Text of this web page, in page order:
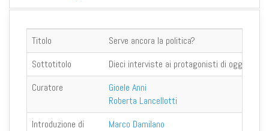
Titolo
Serve ancora la politica?
Sottotitolo
Dieci interviste ai protagonisti di oggi
Curatore
Gioele Anni
Roberta Lancellotti
Introduzione di
Marco Damilano